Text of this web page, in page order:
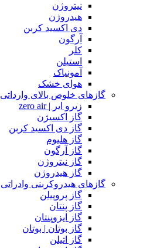
نیتروژن
هیدروژن
دی اکسید کربن
آرگون
کلر
استیلن
آمونیاک
هوای خشک
گازهای خلوص بالای وارداتی
زیرو ایر | zero air
گاز اکسیژن
گاز دی اکسید کربن
گاز هلیوم
گاز آرگون
گاز نیتروژن
گاز هیدروژن
گازهای هیدروکربنی وادراتی
گاز پروپیلن
گاز پنتان
گاز ایزوپنتان
گاز بوتان | بوتان
گاز اتیلن